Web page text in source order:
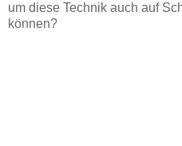
um diese Technik auch auf
können?